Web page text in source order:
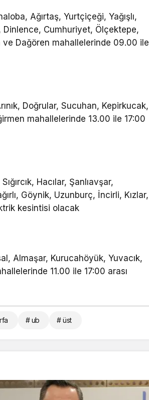
Ağırtaş, Yurtçiçeği, Yağışlı,
Dinlence, Cumhuriyet, Ölçektepe,
ve Dağören mahallelerinde 09.00 ile
Doğrular, Sucuhan, Kepirkucak,
mahallelerinde 13.00 ile 17:00
Hacılar, Şanlıavşar,
Göynik, Uzunburç, İncirli, Kızlar,
kesintisi olacak
Almaşar, Kurucahöyük, Yuvacık,
11.00 ile 17:00 arası
# ub # üst